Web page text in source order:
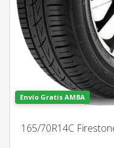
Envío Gratis AMBA
165/70R14C